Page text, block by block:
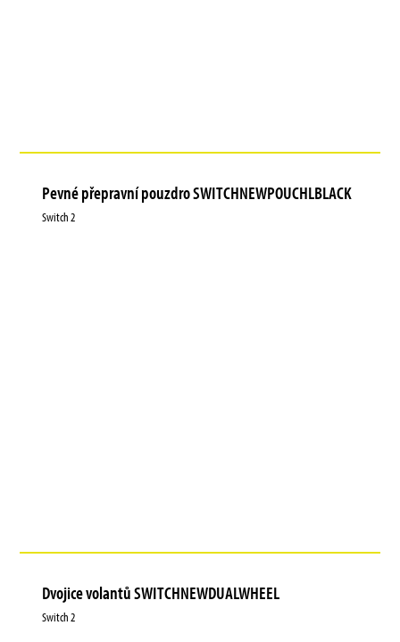
Pevné přepravní pouzdro SWITCHNEWPOUCHLBLACK
Switch 2
Dvojice volantů SWITCHNEWDUALWHEEL
Switch 2